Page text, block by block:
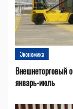
Экономика
Внешнеторговый
январь-июль